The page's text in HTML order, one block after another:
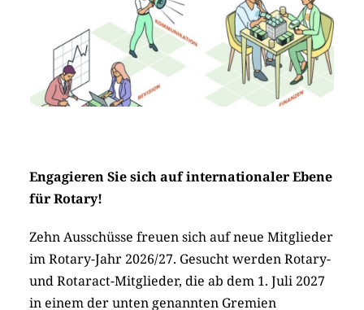
Engagieren Sie sich auf internationaler Ebene
für Rotary!
Zehn Ausschüsse freuen sich auf neue Mitglieder
im Rotary-Jahr 2026/27. Gesucht werden Rotary-
und Rotaract-Mitglieder, die ab dem 1. Juli 2027
in einem der unten genannten Gremien